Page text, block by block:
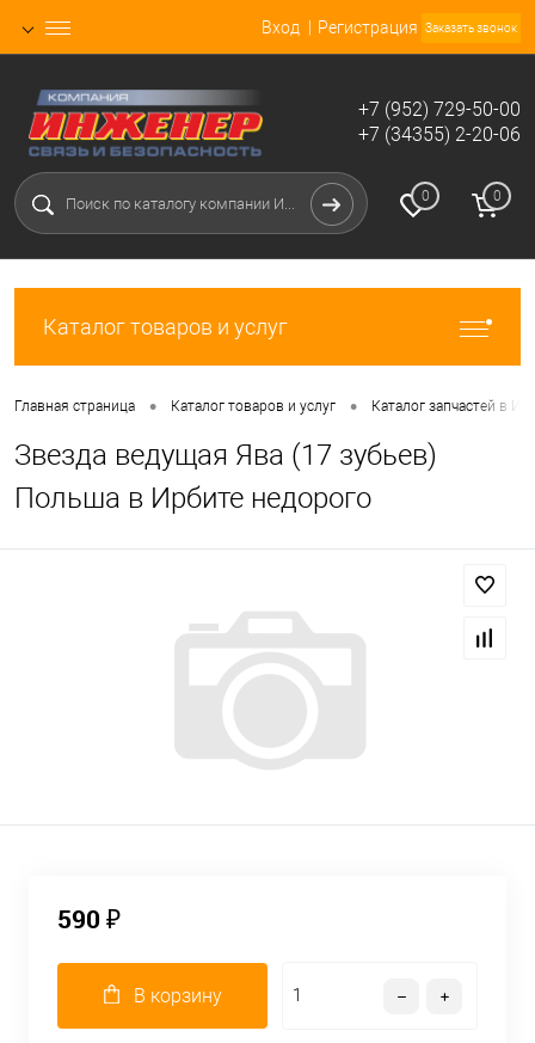
Вход Регистрация Заказать звонок
+7 (952) 729-50-00
+7 (34355) 2-20-06
0 0
Каталог товаров и услуг
Главная страница • Каталог товаров и услуг • Каталог запчастей в
Звезда ведущая Ява (17 зубьев)
Польша в Ирбите недорого
590 ₽
В корзину